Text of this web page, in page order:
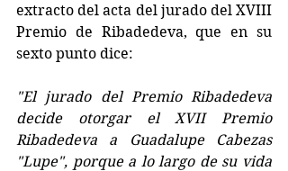
extracto del acta del jurado del XVIII
Premio de Ribadedeva, que en su
sexto punto dice:
"El jurado del Premio Ribadedeva
decide otorgar el XVII Premio
Ribadedeva a Guadalupe Cabezas
"Lupe", porque a lo largo de su vida